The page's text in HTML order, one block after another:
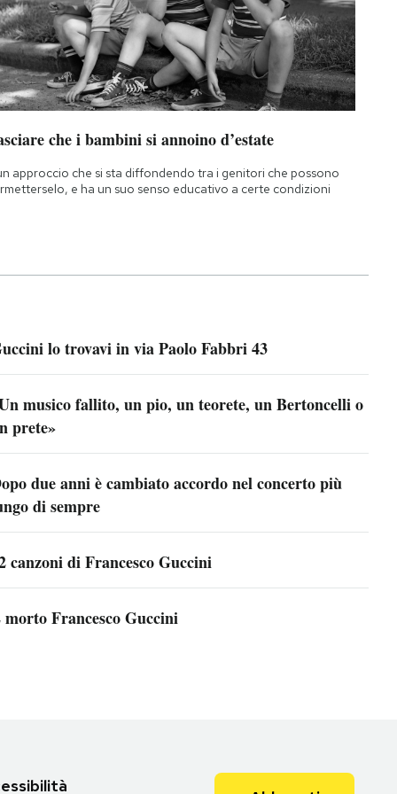
che i bambini si annoino d’estate
approccio che si sta diffondendo tra i genitori che possono
e ha un suo senso educativo a certe condizioni
lo trovavi in via Paolo Fabbri 43
musico fallito, un pio, un teorete, un Bertoncelli o
prete»
due anni è cambiato accordo nel concerto più
di sempre
canzoni di Francesco Guccini
morto Francesco Guccini